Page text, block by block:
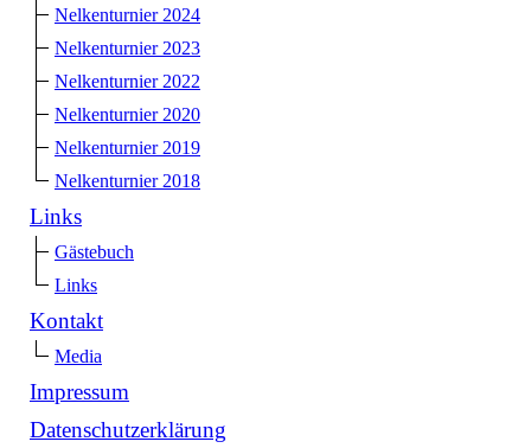
Nelkenturnier 2024
Nelkenturnier 2023
Nelkenturnier 2022
Nelkenturnier 2020
Nelkenturnier 2019
Nelkenturnier 2018
Links
Gästebuch
Links
Kontakt
Media
Impressum
Datenschutzerklärung